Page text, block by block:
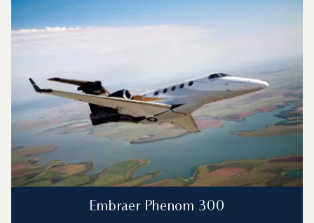
Vitesse (km/h)
Vitesse (nœuds)
Autonomie (NM)
Embraer Phenom 300